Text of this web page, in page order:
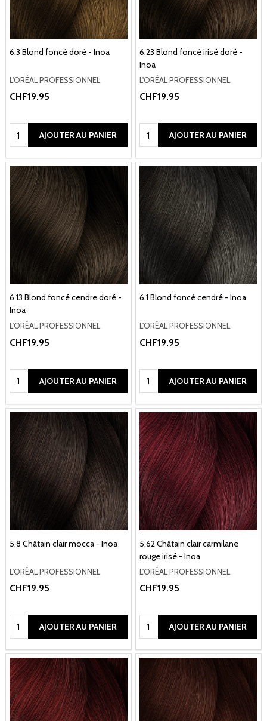
6.3 Blond foncé doré - Inoa
L'ORÉAL PROFESSIONNEL
CHF19.95
Quantité:AJOUTER AU PANIER
6.23 Blond foncé irisé doré -
Inoa
L'ORÉAL PROFESSIONNEL
CHF19.95
Quantité:AJOUTER AU PANIER
6.13 Blond foncé cendre doré -
Inoa
L'ORÉAL PROFESSIONNEL
CHF19.95
Quantité:AJOUTER AU PANIER
6.1 Blond foncé cendré - Inoa
L'ORÉAL PROFESSIONNEL
CHF19.95
Quantité:AJOUTER AU PANIER
5.8 Châtain clair mocca - Inoa
L'ORÉAL PROFESSIONNEL
CHF19.95
Quantité:AJOUTER AU PANIER
5.62 Châtain clair carmilane
rouge irisé - Inoa
L'ORÉAL PROFESSIONNEL
CHF19.95
Quantité:AJOUTER AU PANIER